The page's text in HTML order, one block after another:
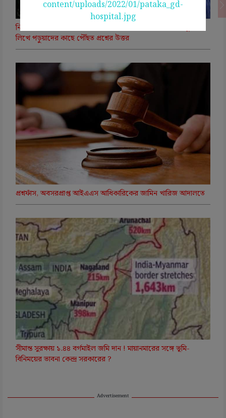
নিট প্রশ্নফাঁস কাণ্ডে সিবিআইয়ের চার্জশিটে চাঞ্চল্যকর তথ্য, চিরকুটে
লিখে পড়ুয়াদের কাছে পৌঁছত প্রশ্নের উত্তর
প্রশ্নফাঁস, অবসরপ্রাপ্ত আইএএস আধিকারিকের জামিন খারিজ আদালতে
সীমান্ত সুরক্ষায় ১.৪৪ বর্গমাইল জমি দান ! মায়ানমারের সঙ্গে ভূমি-
বিনিময়ের ভাবনা কেন্দ্র সরকারের ?
Advertisement